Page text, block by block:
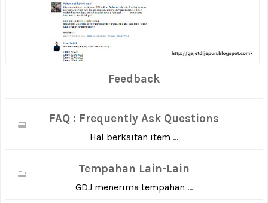
Feedback
FAQ : Frequently Ask Questions
Hal berkaitan item ...
Tempahan Lain-Lain
GDJ menerima tempahan ...